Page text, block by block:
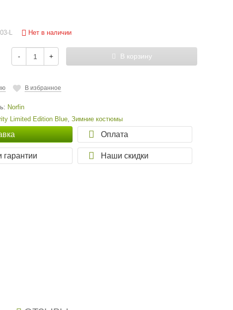
L Нет в наличии
- + В корзину
В избранное
Norfin
Limited Edition Blue,Зимние костюмы
Оплата
Наши скидки